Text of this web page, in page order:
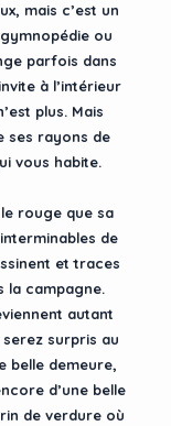
mais c’est un
ou
parfois dans
à l’intérieur
plus. Mais
ses rayons de
vous habite.
rouge que sa
de
et traces
la campagne.
autant
surpris au
belle demeure,
d’une belle
de verdure où